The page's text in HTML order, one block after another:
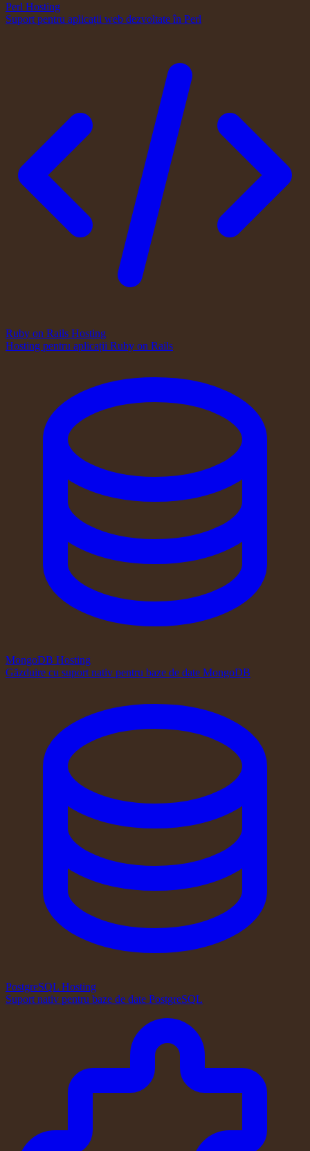
Perl Hosting
Suport pentru aplicații web dezvoltate în Perl
Ruby on Rails Hosting
Hosting pentru aplicații Ruby on Rails
MongoDB Hosting
Găzduire cu suport nativ pentru baze de date MongoDB
PostgreSQL Hosting
Suport nativ pentru baze de date PostgreSQL